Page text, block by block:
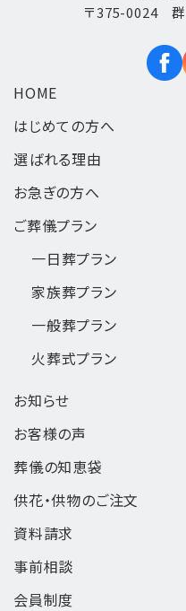
〒375-0024 群
HOME
はじめての方へ
選ばれる理由
お急ぎの方へ
ご葬儀プラン
一日葬プラン
家族葬プラン
一般葬プラン
火葬式プラン
お知らせ
お客様の声
葬儀の知恵袋
供花・供物のご注文
資料請求
事前相談
会員制度